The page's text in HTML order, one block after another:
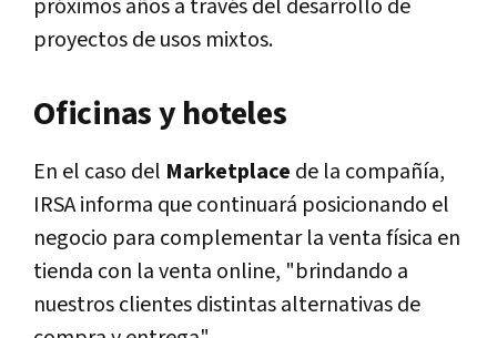
próximos años a través del desarrollo de
proyectos de usos mixtos.
Oficinas y hoteles
En el caso del Marketplace de la compañía,
IRSA informa que continuará posicionando el
negocio para complementar la venta física en
tienda con la venta online, "brindando a
nuestros clientes distintas alternativas de